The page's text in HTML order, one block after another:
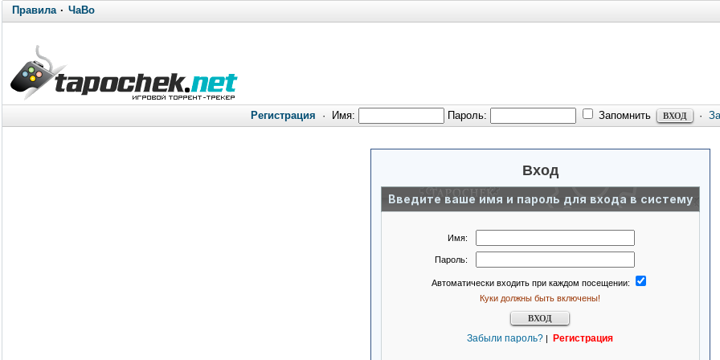
Правила· ЧаВо
Регистрация · Имя: Пароль: Запомнить ·
Вход
Введите ваше имя и пароль для входа в систему
Имя:
Пароль:
Автоматически входить при каждом посещении:
Куки должны быть включены!
Забыли пароль? | Регистрация